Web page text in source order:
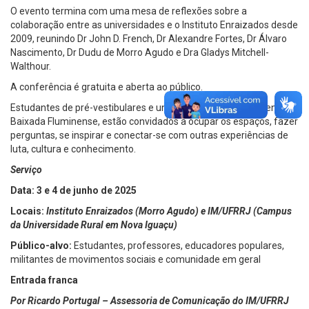
O evento termina com uma mesa de reflexões sobre a
colaboração entre as universidades e o Instituto Enraizados desde
2009, reunindo Dr John D. French, Dr Alexandre Fortes, Dr Álvaro
Nascimento, Dr Dudu de Morro Agudo e Dra Gladys Mitchell-
Walthour.
A conferência é gratuita e aberta ao público.
Estudantes de pré-vestibulares e universidades, especialmente da
Baixada Fluminense, estão convidados a ocupar os espaços, fazer
perguntas, se inspirar e conectar-se com outras experiências de
luta, cultura e conhecimento.
Serviço
Data: 3 e 4 de junho de 2025
Locais: Instituto Enraizados (Morro Agudo) e IM/UFRRJ (Campus
da Universidade Rural em Nova Iguaçu)
Público-alvo: Estudantes, professores, educadores populares,
militantes de movimentos sociais e comunidade em geral
Entrada franca
Por Ricardo Portugal – Assessoria de Comunicação do IM/UFRRJ